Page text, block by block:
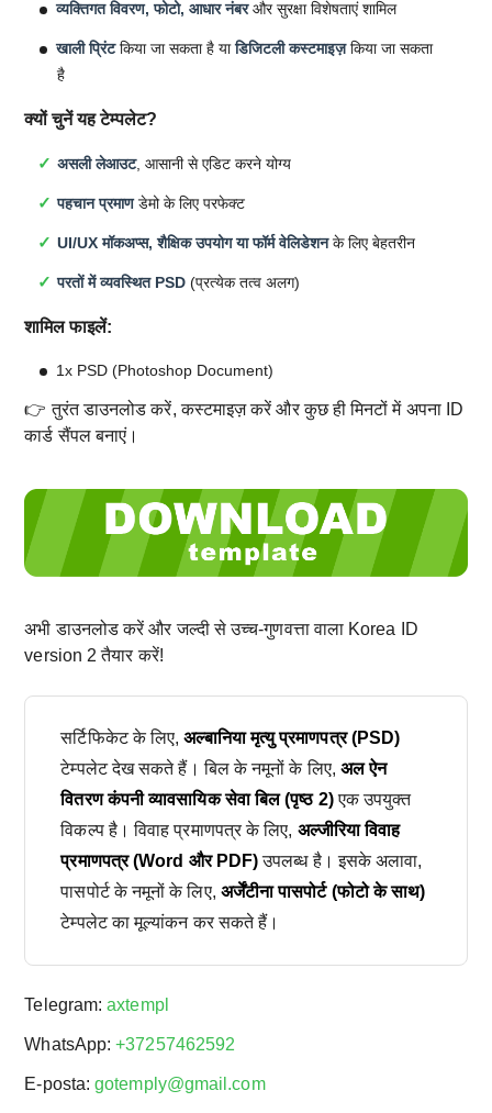
व्यक्तिगत विवरण, फोटो, आधार नंबरऔर सुरक्षा विशेषताएं शामिल
खाली प्रिंटकिया जा सकता है याडिजिटली कस्टमाइज़किया जा सकता
है
क्यों चुनें यह टेम्पलेट?
असली लेआउट, आसानी से एडिट करने योग्य
पहचान प्रमाणडेमो के लिए परफेक्ट
UI/UX मॉकअप्स, शैक्षिक उपयोग या फॉर्म वेलिडेशनके लिए बेहतरीन
परतों में व्यवस्थित PSD (प्रत्येक तत्व अलग)
शामिल फाइलें:
1x PSD (Photoshop Document)
👉 तुरंत डाउनलोड करें, कस्टमाइज़ करें और कुछ ही मिनटों में अपना ID
कार्ड सैंपल बनाएं।
अभी डाउनलोड करें और जल्दी से उच्च-गुणवत्ता वाला Korea ID
version 2 तैयार करें!
सर्टिफिकेट के लिए,अल्बानिया मृत्यु प्रमाणपत्र (PSD)
टेम्पलेट देख सकते हैं। बिल के नमूनों के लिए, अल ऐन
वितरण कंपनी व्यावसायिक सेवा बिल (पृष्ठ 2)एक उपयुक्त
विकल्प है। विवाह प्रमाणपत्र के लिए, अल्जीरिया विवाह
प्रमाणपत्र (Word और PDF)उपलब्ध है। इसके अलावा,
पासपोर्ट के नमूनों के लिए, अर्जेंटीना पासपोर्ट (फोटो के साथ)
टेम्पलेट का मूल्यांकन कर सकते हैं।
Telegram:axtempl
WhatsApp:+37257462592
E-posta:gotemply@gmail.com